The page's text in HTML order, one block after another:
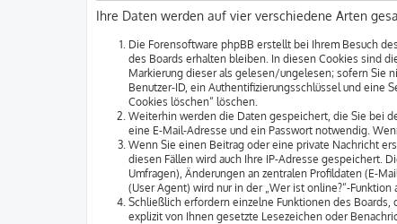
Ihre Daten werden auf vier verschiedene Arten
Die Forensoftware phpBB erstellt bei Ihrem Besuch
des Boards erhalten bleiben. In diesen Cookies sind
Markierung dieser als gelesen/ungelesen; sofern Sie
Benutzer-ID, ein Authentifizierungsschlüssel und eine
Cookies löschen“ löschen.
Weiterhin werden die Daten gespeichert, die Sie bei
eine E-Mail-Adresse und ein Passwort notwendig.
Wenn Sie einen Beitrag oder eine private Nachricht
diesen Fällen wird auch Ihre IP-Adresse gespeichert.
Umfragen), Änderungen an zentralen Profildaten (E-
(User Agent) wird nur in der „Wer ist online?“-
Schließlich erfordern einzelne Funktionen des
explizit von Ihnen gesetzte Lesezeichen oder